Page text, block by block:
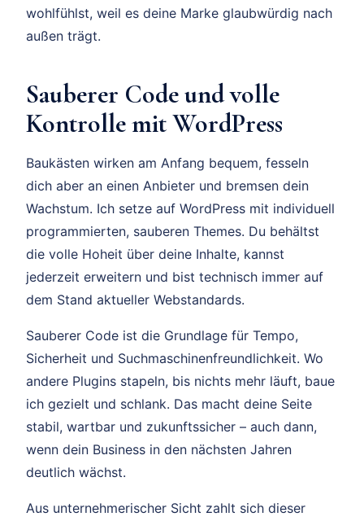
wohlfühlst, weil es deine Marke glaubwürdig nach
außen trägt.
Sauberer Code und volle
Kontrolle mit WordPress
Baukästen wirken am Anfang bequem, fesseln
dich aber an einen Anbieter und bremsen dein
Wachstum. Ich setze auf WordPress mit individuell
programmierten, sauberen Themes. Du behältst
die volle Hoheit über deine Inhalte, kannst
jederzeit erweitern und bist technisch immer auf
dem Stand aktueller Webstandards.
Sauberer Code ist die Grundlage für Tempo,
Sicherheit und Suchmaschinenfreundlichkeit. Wo
andere Plugins stapeln, bis nichts mehr läuft, baue
ich gezielt und schlank. Das macht deine Seite
stabil, wartbar und zukunftssicher – auch dann,
wenn dein Business in den nächsten Jahren
deutlich wächst.
Aus unternehmerischer Sicht zahlt sich dieser